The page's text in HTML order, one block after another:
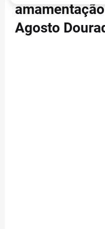
Agosto